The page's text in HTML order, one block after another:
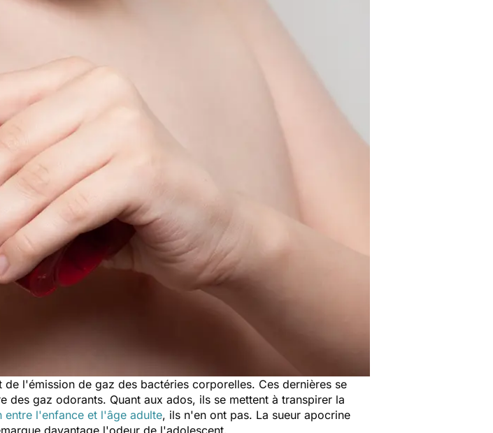
l'émission de gaz des bactéries corporelles. Ces dernières se
gaz odorants. Quant aux ados, ils se mettent à transpirer la
l'enfance et l'âge adulte, ils n'en ont pas. La sueur apocrine